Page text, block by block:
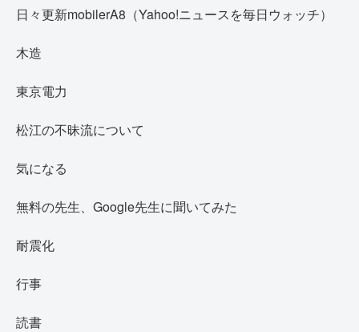
日々更新mobilerA8（Yahoo!ニュースを毎日ウォッチ）
木造
東京電力
松江の不昧流について
気になる
無料の先生、Google先生に聞いてみた
耐震化
行事
読書